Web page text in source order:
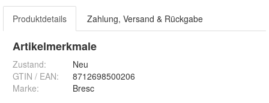
Produktdetails Zahlung, Versand & Rückgabe
Artikelmerkmale
Zustand:
Neu
GTIN / EAN:
8712698500206
Marke:
Bresc